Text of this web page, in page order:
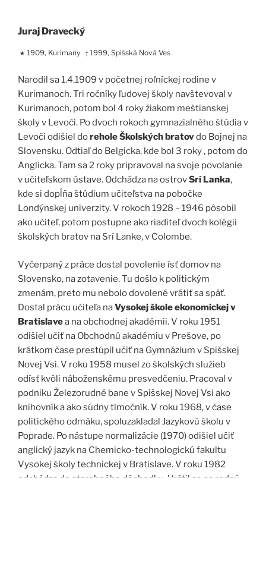
Juraj Dravecký
★ 1909, Kurimany †1999, Spišská Nová Ves
Narodil sa 1.4.1909 v početnej roľníckej rodine v
Kurimanoch. Tri ročníky ľudovej školy navštevoval v
Kurimanoch, potom bol 4 roky žiakom meštianskej
školy v Levoči. Po dvoch rokoch gymnazialného štúdia v
Levoči odišiel dorehole Školských bratovdo Bojnej na
Slovensku. Odtiaľ do Belgicka, kde bol 3 roky , potom do
Anglicka. Tam sa 2 roky pripravoval na svoje povolanie
v učiteľskom ústave. Odchádza na ostrovSrí Lanka,
kde si dopĺňa štúdium učiteľstva na pobočke
Londýnskej univerzity. V rokoch 1928 – 1946 pôsobil
ako učiteľ, potom postupne ako riaditeľ dvoch kolégii
školských bratov na Srí Lanke, v Colombe.
Vyčerpaný z práce dostal povolenie ísť domov na
Slovensko, na zotavenie. Tu došlo k politickým
zmenám, preto mu nebolo dovolené vrátiť sa späť.
Dostal prácu učiteľa naVysokej škole ekonomickej v
Bratislavea na obchodnej akadémii. V roku 1951
odišiel učiť na Obchodnú akadémiu v Prešove, po
krátkom čase prestúpil učiť na Gymnázium v Spišskej
Novej Vsi. V roku 1958 musel zo školských služieb
odísť kvôli náboženskému presvedčeniu. Pracoval v
podniku Železorudné bane v Spišskej Novej Vsi ako
knihovník a ako súdny tlmočník. V roku 1968, v čase
politického odmäku, spoluzakladal Jazykovú školu v
Poprade. Po nástupe normalizácie (1970) odišiel učiť
anglický jazyk na Chemicko-technologickú fakultu
Vysokej školy technickej v Bratislave. V roku 1982
odchádza do starobného dôchodku. Vrátil sa na rodný